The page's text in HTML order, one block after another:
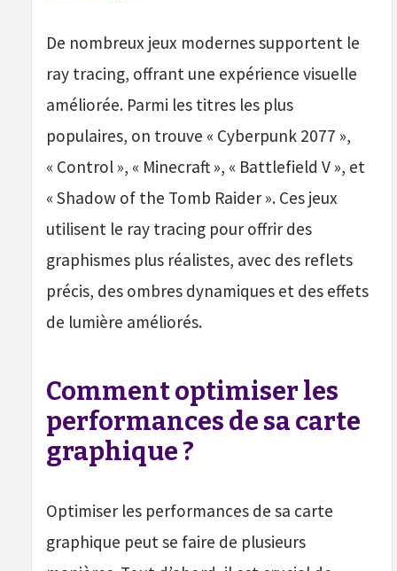
De nombreux jeux modernes supportent le
ray tracing, offrant une expérience visuelle
améliorée. Parmi les titres les plus
populaires, on trouve « Cyberpunk 2077 »,
« Control », « Minecraft », « Battlefield V », et
« Shadow of the Tomb Raider ». Ces jeux
utilisent le ray tracing pour offrir des
graphismes plus réalistes, avec des reflets
précis, des ombres dynamiques et des effets
de lumière améliorés.
Comment optimiser les
performances de sa carte
graphique ?
Optimiser les performances de sa carte
graphique peut se faire de plusieurs